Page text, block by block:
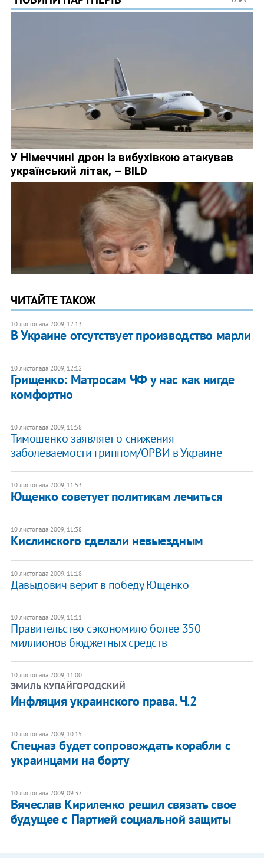
ЧИТАЙТЕ ТАКОЖ
10 листопада 2009, 12:13
В Украине отсутствует производство марли
10 листопада 2009, 12:12
Грищенко: Матросам ЧФ у нас как нигде
комфортно
10 листопада 2009, 11:58
Тимошенко заявляет о снижения
заболеваемости гриппом/ОРВИ в Украине
10 листопада 2009, 11:53
Ющенко советует политикам лечиться
10 листопада 2009, 11:38
Кислинского сделали невыездным
10 листопада 2009, 11:18
Давыдович верит в победу Ющенко
10 листопада 2009, 11:11
Правительство сэкономило более 350
миллионов бюджетных средств
10 листопада 2009, 11:00
ЭМИЛЬ КУПАЙГОРОДСКИЙ
Инфляция украинского права. Ч.2
10 листопада 2009, 10:15
Спецназ будет сопровождать корабли с
украинцами на борту
10 листопада 2009, 09:37
Вячеслав Кириленко решил связать свое
будущее с Партией социальной защиты